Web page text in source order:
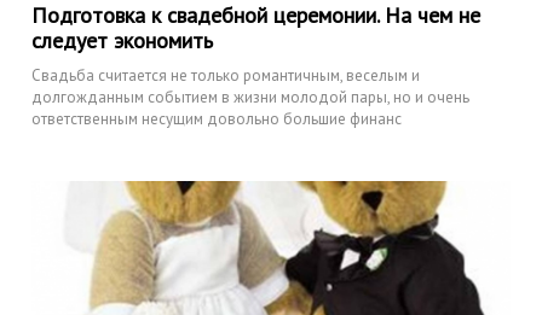
Подготовка к свадебной церемонии. На чем не
следует экономить
Свадьба считается не только романтичным, веселым и
долгожданным событием в жизни молодой пары, но и очень
ответственным несущим довольно большие финанс